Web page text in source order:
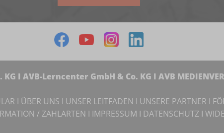
I AVB-Lerncenter GmbH & Co. KG I AVB
I ÜBER UNS I UNSER LEITFADEN I UNSERE PARTNER I
/ ZAHLARTEN I IMPRESSUM I DATENSCHUTZ I